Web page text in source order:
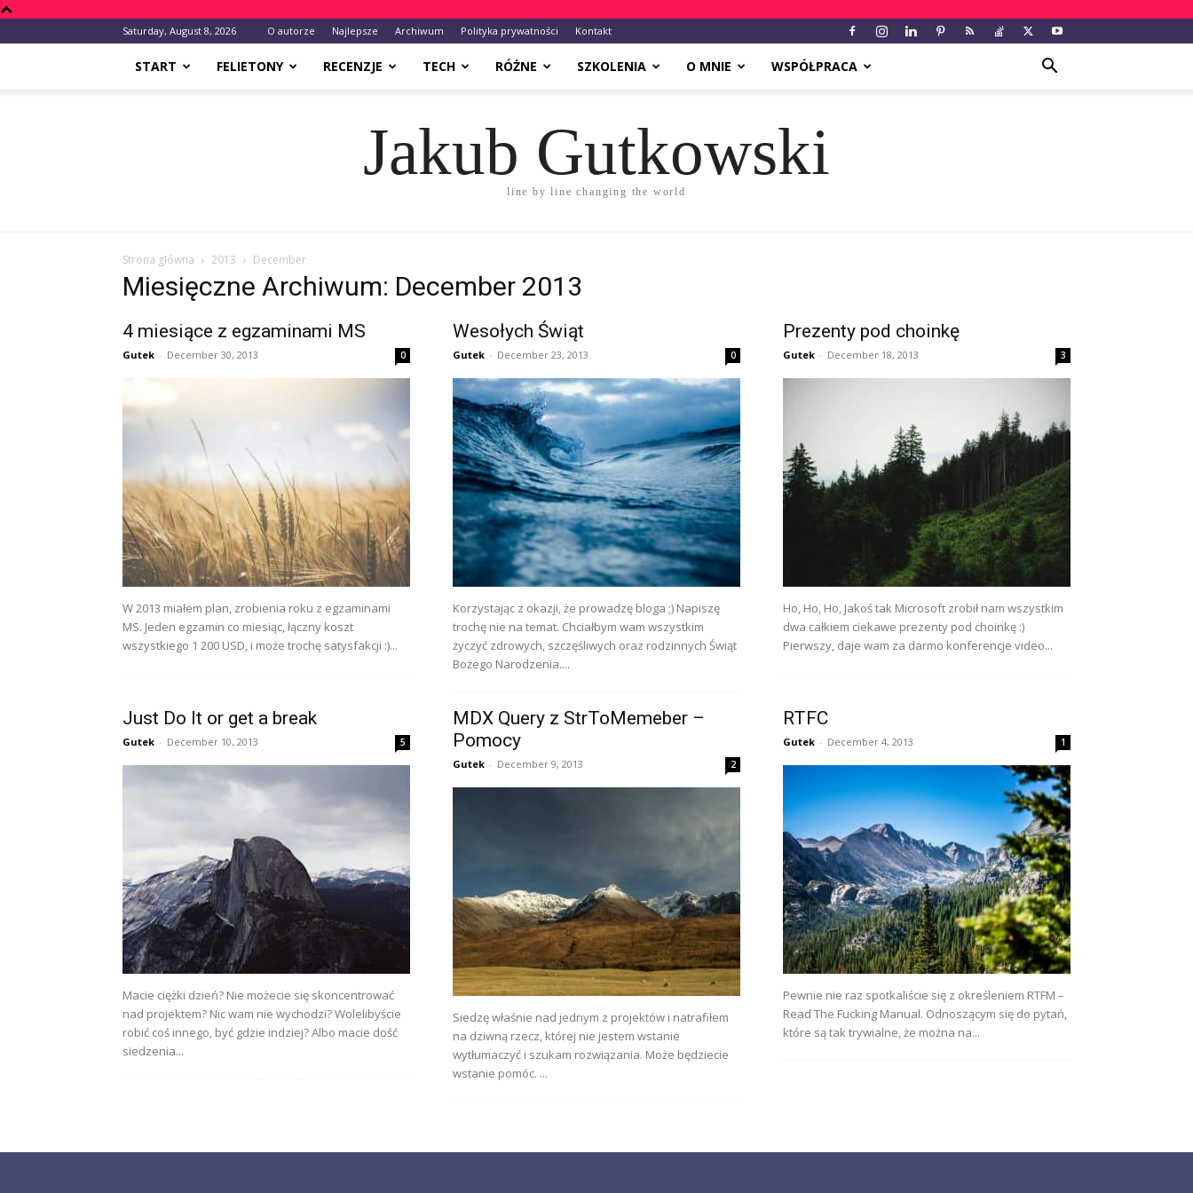
Saturday, August 8, 2026 O autorze Najlepsze Archiwum Polityka prywatności Kontakt
START FELIETONY RECENZJE TECH RÓŻNE SZKOLENIA O MNIE WSPÓŁPRACA
Jakub Gutkowski
line by line changing the world
Strona główna 2013 December
Miesięczne Archiwum: December 2013
4 miesiące z egzaminami MS
Gutek - December 30, 2013 0
W 2013 miałem plan, zrobienia roku z egzaminami
MS. Jeden egzamin co miesiąc, łączny koszt
wszystkiego 1 200 USD, i może trochę satysfakcji :)...
Wesołych Świąt
Gutek - December 23, 2013 0
Korzystając z okazji, że prowadzę bloga ;) Napiszę
trochę nie na temat. Chciałbym wam wszystkim
życzyć zdrowych, szczęśliwych oraz rodzinnych Świąt
Bożego Narodzenia....
Prezenty pod choinkę
Gutek - December 18, 2013 3
Ho, Ho, Ho, Jakoś tak Microsoft zrobił nam wszystkim
dwa całkiem ciekawe prezenty pod choinkę :)
Pierwszy, daje wam za darmo konferencje video...
Just Do It or get a break
Gutek - December 10, 2013 5
Macie ciężki dzień? Nie możecie się skoncentrować
nad projektem? Nic wam nie wychodzi? Wolelibyście
robić coś innego, być gdzie indziej? Albo macie dość
siedzenia...
MDX Query z StrToMemeber –
Pomocy
Gutek - December 9, 2013 2
Siedzę właśnie nad jednym z projektów i natrafiłem
na dziwną rzecz, której nie jestem wstanie
wytłumaczyć i szukam rozwiązania. Może będziecie
wstanie pomóc. ...
RTFC
Gutek - December 4, 2013 1
Pewnie nie raz spotkaliście się z określeniem RTFM –
Read The Fucking Manual. Odnoszącym się do pytań,
które są tak trywialne, że można na...